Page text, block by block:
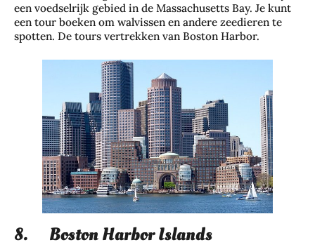
een voedselrijk gebied in de Massachusetts Bay. Je kunt
een tour boeken om walvissen en andere zeedieren te
spotten. De tours vertrekken van Boston Harbor.
8. Boston Harbor Islands